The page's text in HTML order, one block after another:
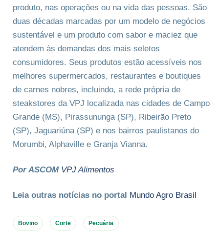
produto, nas operações ou na vida das pessoas. São
duas décadas marcadas por um modelo de negócios
sustentável e um produto com sabor e maciez que
atendem às demandas dos mais seletos
consumidores. Seus produtos estão acessíveis nos
melhores supermercados, restaurantes e boutiques
de carnes nobres, incluindo, a rede própria de
steakstores da VPJ localizada nas cidades de Campo
Grande (MS), Pirassununga (SP), Ribeirão Preto
(SP), Jaguariúna (SP) e nos bairros paulistanos do
Morumbi, Alphaville e Granja Vianna.
Por ASCOM VPJ Alimentos
Leia outras notícias no portal Mundo Agro Brasil
Bovino Corte Pecuária